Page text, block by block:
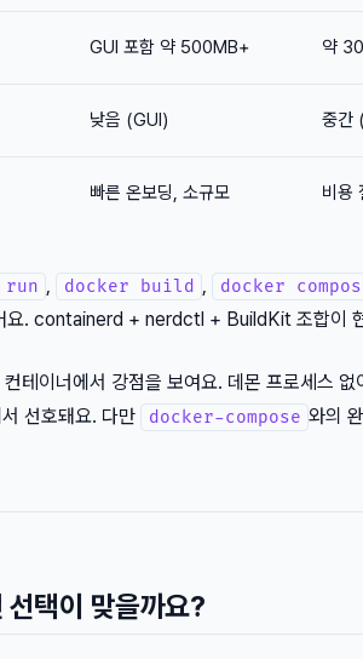
GUI 포함 약 500MB+ 약
낮음 (GUI) 중간
빠른 온보딩, 소규모 비용
run , docker build , docker
요. containerd + nerdctl + BuildKit 조합이
테이너에서 강점을 보여요. 데몬 프로세스
선호돼요. 다만
docker-compose 와의
선택이 맞을까요?